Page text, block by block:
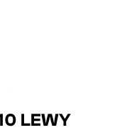
LEWY